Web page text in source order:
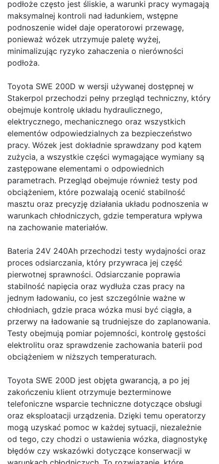
podłoże często jest śliskie, a warunki pracy wymagają
maksymalnej kontroli nad ładunkiem, wstępne
podnoszenie wideł daje operatorowi przewagę,
ponieważ wózek utrzymuje paletę wyżej,
minimalizując ryzyko zahaczenia o nierówności
podłoża.
Toyota SWE 200D w wersji używanej dostępnej w
Stakerpol przechodzi pełny przegląd techniczny, który
obejmuje kontrolę układu hydraulicznego,
elektrycznego, mechanicznego oraz wszystkich
elementów odpowiedzialnych za bezpieczeństwo
pracy. Wózek jest dokładnie sprawdzany pod kątem
zużycia, a wszystkie części wymagające wymiany są
zastępowane elementami o odpowiednich
parametrach. Przegląd obejmuje również testy pod
obciążeniem, które pozwalają ocenić stabilność
masztu oraz precyzję działania układu podnoszenia w
warunkach chłodniczych, gdzie temperatura wpływa
na zachowanie materiałów.
Bateria 24V 240Ah przechodzi testy wydajności oraz
proces odsiarczania, który przywraca jej część
pierwotnej sprawności. Odsiarczanie poprawia
stabilność napięcia oraz wydłuża czas pracy na
jednym ładowaniu, co jest szczególnie ważne w
chłodniach, gdzie praca wózka musi być ciągła, a
przerwy na ładowanie są trudniejsze do zaplanowania.
Testy obejmują pomiar pojemności, kontrolę gęstości
elektrolitu oraz sprawdzenie zachowania baterii pod
obciążeniem w niższych temperaturach.
Toyota SWE 200D jest objęta gwarancją, a po jej
zakończeniu klient otrzymuje bezterminowe
telefoniczne wsparcie techniczne dotyczące obsługi
oraz eksploatacji urządzenia. Dzięki temu operatorzy
mogą uzyskać pomoc w każdej sytuacji, niezależnie
od tego, czy chodzi o ustawienia wózka, diagnostykę
błędów czy wskazówki dotyczące konserwacji w